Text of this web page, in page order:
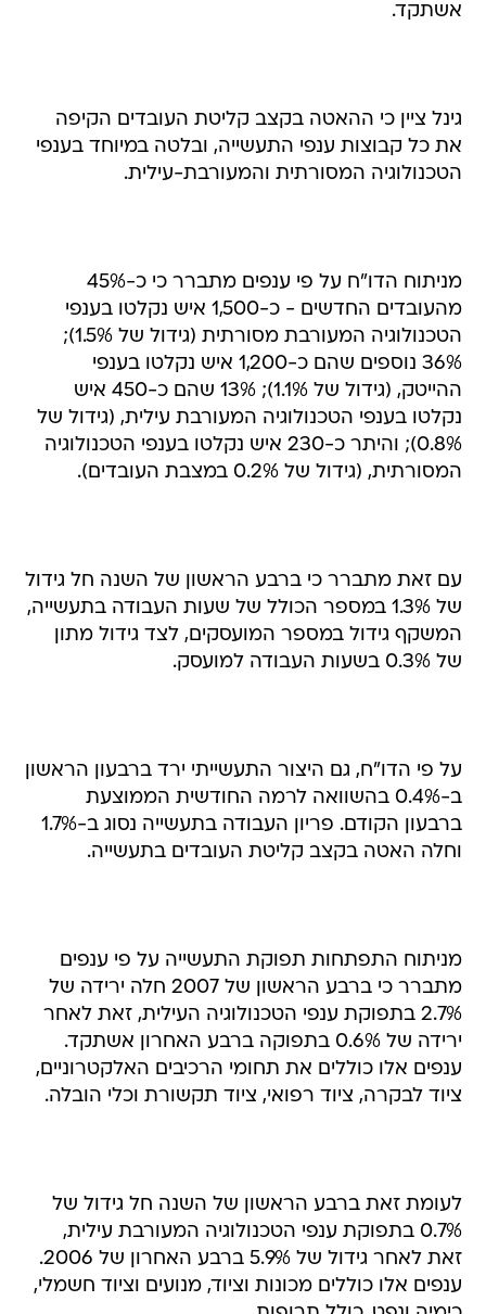
אשתקד.
גינל ציין כי ההאטה בקצב קליטת העובדים הקיפה
את כל קבוצות ענפי התעשייה, ובלטה במיוחד בענפי
הטכנולוגיה המסורתית והמעורבת-עילית.
מניתוח הדו"ח על פי ענפים מתברר כי כ-45%
מהעובדים החדשים - כ-1,500 איש נקלטו בענפי
הטכנולוגיה המעורבת מסורתית (גידול של 1.5%);
36% נוספים שהם כ-1,200 איש נקלטו בענפי
ההייטק, (גידול של 1.1%); 13% שהם כ-450 איש
נקלטו בענפי הטכנולוגיה המעורבת עילית, (גידול של
0.8%); והיתר כ-230 איש נקלטו בענפי הטכנולוגיה
המסורתית, (גידול של 0.2% במצבת העובדים).
עם זאת מתברר כי ברבע הראשון של השנה חל גידול
של 1.3% במספר הכולל של שעות העבודה בתעשייה,
המשקף גידול במספר המועסקים, לצד גידול מתון
של 0.3% בשעות העבודה למועסק.
על פי הדו"ח, גם היצור התעשייתי ירד ברבעון הראשון
ב-0.4% בהשוואה לרמה החודשית הממוצעת
ברבעון הקודם. פריון העבודה בתעשייה נסוג ב-1.7%
וחלה האטה בקצב קליטת העובדים בתעשייה.
מניתוח התפתחות תפוקת התעשייה על פי ענפים
מתברר כי ברבע הראשון של 2007 חלה ירידה של
2.7% בתפוקת ענפי הטכנולוגיה העילית, זאת לאחר
ירידה של 0.6% בתפוקה ברבע האחרון אשתקד.
ענפים אלו כוללים את תחומי הרכיבים האלקטרוניים,
ציוד לבקרה, ציוד רפואי, ציוד תקשורת וכלי הובלה.
לעומת זאת ברבע הראשון של השנה חל גידול של
0.7% בתפוקת ענפי הטכנולוגיה המעורבת עילית,
זאת לאחר גידול של 5.9% ברבע האחרון של 2006.
ענפים אלו כוללים מכונות וציוד, מנועים וציוד חשמלי,